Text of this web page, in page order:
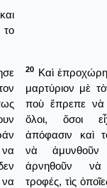
20 Καὶ
μαρτύριον μὲ
ποὺ ἔπρεπε νὰ
ὅλοι, ὅσοι
ἀπόφασιν καὶ
νὰ
ἀρνηθοῦν
τροφές, τὶς